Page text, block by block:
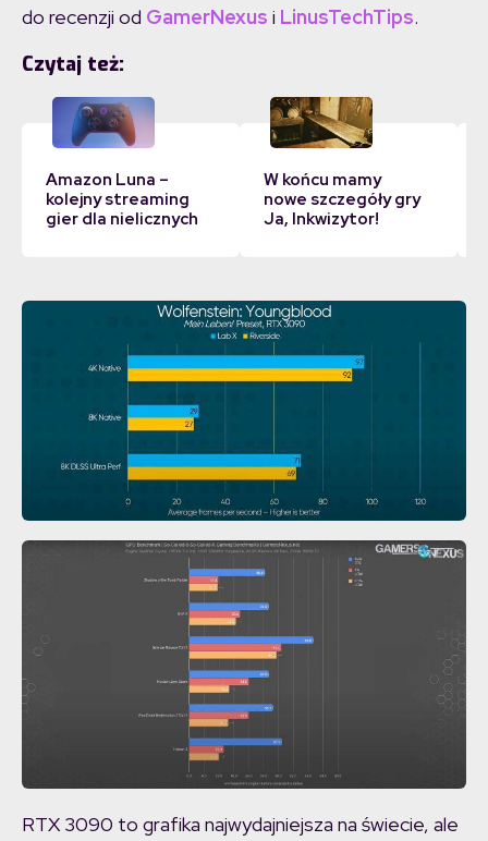
do recenzji od GamerNexus i LinusTechTips.
Czytaj też:
Amazon Luna –
kolejny streaming
gier dla nielicznych
W końcu mamy
nowe szczegóły gry
Ja, Inkwizytor!
RTX 3090 to grafika najwydajniejsza na świecie, ale